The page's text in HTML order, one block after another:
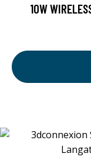
10W